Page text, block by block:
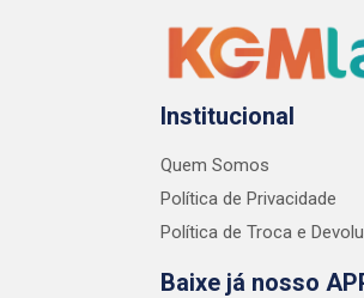
Institucional
Quem Somos
Política de Privacidade
Política de Troca e
Baixe já nosso